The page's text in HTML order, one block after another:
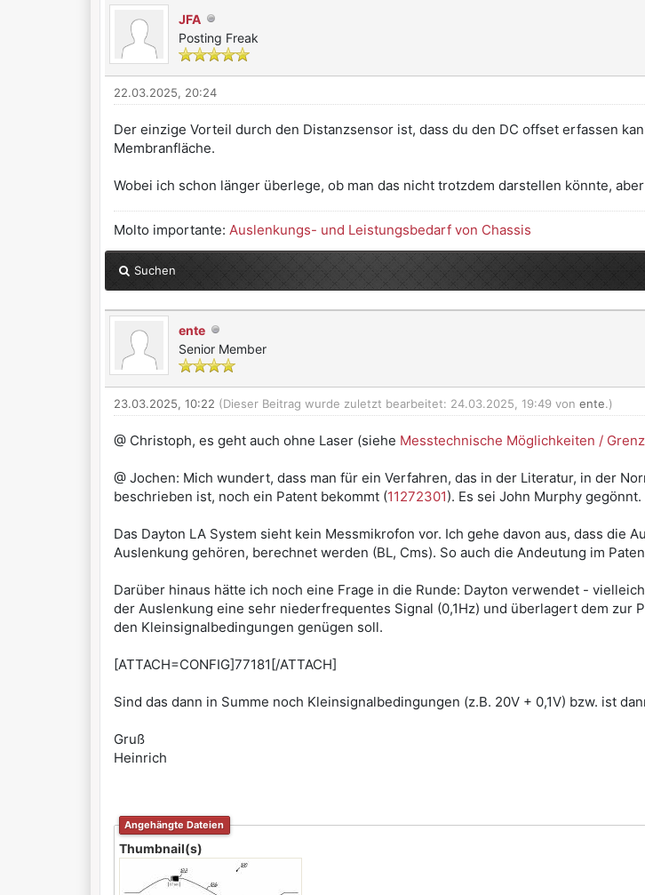
JFA
Posting Freak
22.03.2025, 20:24
Der einzige Vorteil durch den Distanzsensor ist, dass du den DC offset erfassen
Membranfläche.
Wobei ich schon länger überlege, ob man das nicht trotzdem darstellen könnte,
Molto importante: Auslenkungs- und Leistungsbedarf von Chassis
Suchen
ente
Senior Member
23.03.2025, 10:22 (Dieser Beitrag wurde zuletzt bearbeitet: 24.03.2025, 19:49 von ente.)
@ Christoph, es geht auch ohne Laser (siehe Messtechnische Möglichkeiten /
@ Jochen: Mich wundert, dass man für ein Verfahren, das in der Literatur, in der
beschrieben ist, noch ein Patent bekommt (11272301). Es sei John Murphy gegönnt.
Das Dayton LA System sieht kein Messmikrofon vor. Ich gehe davon aus, dass die
Auslenkung gehören, berechnet werden (BL, Cms). So auch die Andeutung im
Darüber hinaus hätte ich noch eine Frage in die Runde: Dayton verwendet -
der Auslenkung eine sehr niederfrequentes Signal (0,1Hz) und überlagert dem zur
den Kleinsignalbedingungen genügen soll.
[ATTACH=CONFIG]77181[/ATTACH]
Sind das dann in Summe noch Kleinsignalbedingungen (z.B. 20V + 0,1V) bzw. ist
Gruß
Heinrich
Angehängte Dateien
Thumbnail(s)